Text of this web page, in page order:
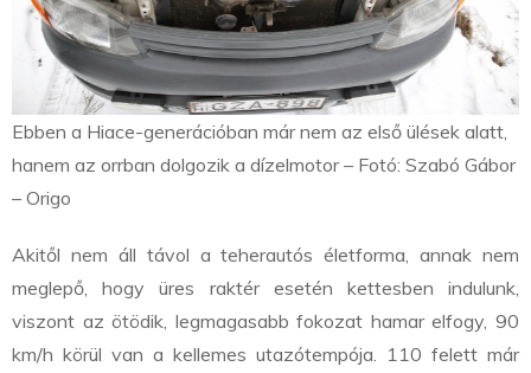
Ebben a Hiace-generációban már nem az első ülések alatt,
hanem az orrban dolgozik a dízelmotor – Fotó: Szabó Gábor
– Origo
Akitől nem áll távol a teherautós életforma, annak nem
meglepő, hogy üres raktér esetén kettesben indulunk,
viszont az ötödik, legmagasabb fokozat hamar elfogy, 90
km/h körül van a kellemes utazótempója. 110 felett már